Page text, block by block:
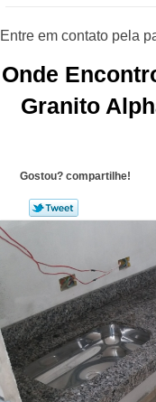
Onde
Granito
Gostou? compartilhe!